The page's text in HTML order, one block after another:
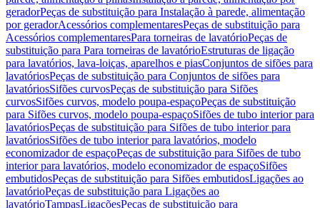
geradorPeças de substituição para Instalação à parede, alimentação
por geradorAcessórios complementaresPeças de substituição para
Acessórios complementaresPara torneiras de lavatórioPeças de
substituição para Para torneiras de lavatórioEstruturas de ligação
para lavatórios, lava-loiças, aparelhos e piasConjuntos de sifões para
lavatóriosPeças de substituição para Conjuntos de sifões para
lavatóriosSifões curvosPeças de substituição para Sifões
curvosSifões curvos, modelo poupa-espaçoPeças de substituição
para Sifões curvos, modelo poupa-espaçoSifões de tubo interior para
lavatóriosPeças de substituição para Sifões de tubo interior para
lavatóriosSifões de tubo interior para lavatórios, modelo
economizador de espaçoPeças de substituição para Sifões de tubo
interior para lavatórios, modelo economizador de espaçoSifões
embutidosPeças de substituição para Sifões embutidosLigações ao
lavatórioPeças de substituição para Ligações ao
lavatórioTampasLigaçõesPeças de substituição para